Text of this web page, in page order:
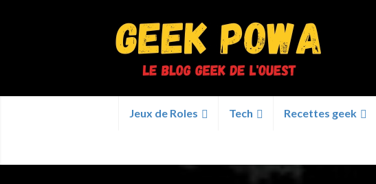
Jeux de Roles Tech Recettes geek